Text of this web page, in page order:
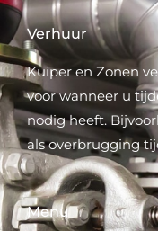
Verhuur
Kuiper en Zonen
voor wanneer u
nodig heeft.
als overbrugging
Menu